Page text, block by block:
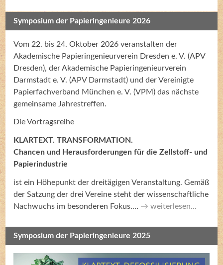
Symposium der Papieringenieure 2026
Vom 22. bis 24. Oktober 2026 veranstalten der
Akademische Papieringenieurverein Dresden e. V. (APV
Dresden), der Akademische Papieringenieurverein
Darmstadt e. V. (APV Darmstadt) und der Vereinigte
Papierfachverband München e. V. (VPM) das nächste
gemeinsame Jahrestreffen.
Die Vortragsreihe
KLARTEXT. TRANSFORMATION.
Chancen und Herausforderungen für die Zellstoff- und
Papierindustrie
ist ein Höhepunkt der dreitägigen Veranstaltung. Gemäß
der Satzung der drei Vereine steht der wissenschaftliche
Nachwuchs im besonderen Fokus.…
weiterlesen...
Symposium der Papieringenieure 2025